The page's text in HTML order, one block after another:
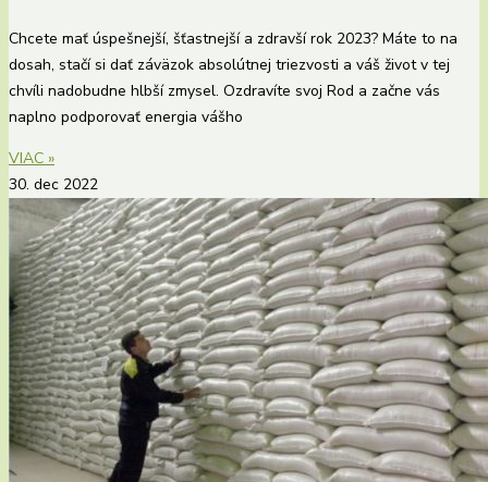
Chcete mať úspešnejší, šťastnejší a zdravší rok 2023? Máte to na
dosah, stačí si dať záväzok absolútnej triezvosti a váš život v tej
chvíli nadobudne hlbší zmysel. Ozdravíte svoj Rod a začne vás
naplno podporovať energia vášho
VIAC »
30. dec 2022